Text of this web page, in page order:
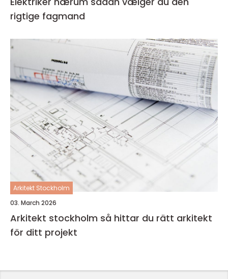
rigtige fagmand
Arkitekt Stockholm
03. March 2026
Arkitekt stockholm så hittar du rätt arkitekt
för ditt projekt